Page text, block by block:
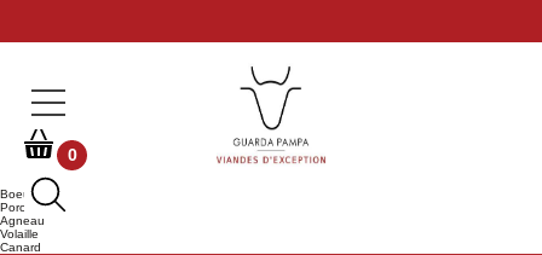
0
Boeuf
Porc
Agneau
Volaille
Canard